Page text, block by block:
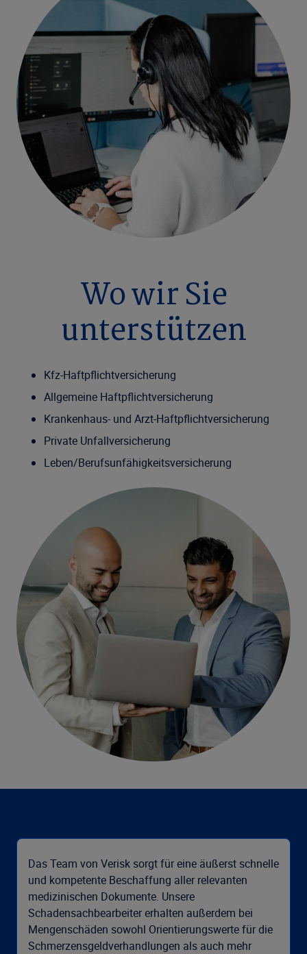
Wo wir Sie
unterstützen
Kfz-Haftpflichtversicherung
Allgemeine Haftpflichtversicherung
Krankenhaus- und Arzt-Haftpflichtversicherung
Private Unfallversicherung
Leben/Berufsunfähigkeitsversicherung
Das Team von Verisk sorgt für eine äußerst schnelle
und kompetente Beschaffung aller relevanten
medizinischen Dokumente. Unsere
Schadensachbearbeiter erhalten außerdem bei
Mengenschäden sowohl Orientierungswerte für die
Schmerzensgeldverhandlungen als auch mehr